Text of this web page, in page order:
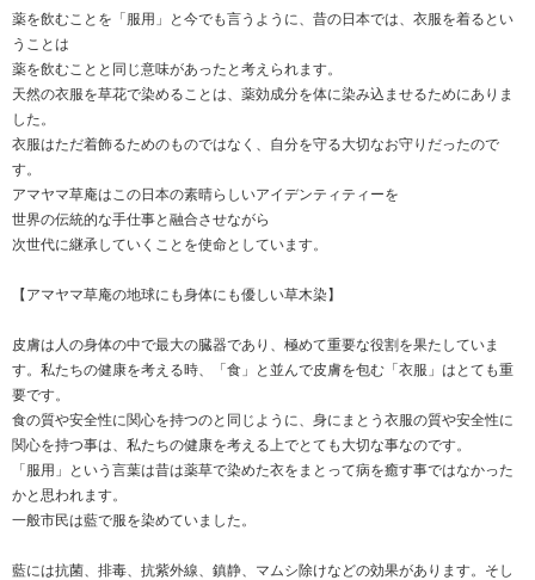
薬を飲むことを「服用」と今でも言うように、昔の日本では、衣服を着るとい
うことは
薬を飲むことと同じ意味があったと考えられます。
天然の衣服を草花で染めることは、薬効成分を体に染み込ませるためにありま
した。
衣服はただ着飾るためのものではなく、自分を守る大切なお守りだったので
す。
アマヤマ草庵はこの日本の素晴らしいアイデンティティーを
世界の伝統的な手仕事と融合させながら
次世代に継承していくことを使命としています。
【アマヤマ草庵の地球にも身体にも優しい草木染】
皮膚は人の身体の中で最大の臓器であり、極めて重要な役割を果たしていま
す。私たちの健康を考える時、「食」と並んで皮膚を包む「衣服」はとても重
要です。
食の質や安全性に関心を持つのと同じように、身にまとう衣服の質や安全性に
関心を持つ事は、私たちの健康を考える上でとても大切な事なのです。
「服用」という言葉は昔は薬草で染めた衣をまとって病を癒す事ではなかった
かと思われます。
一般市民は藍で服を染めていました。
藍には抗菌、排毒、抗紫外線、鎮静、マムシ除けなどの効果があります。そし